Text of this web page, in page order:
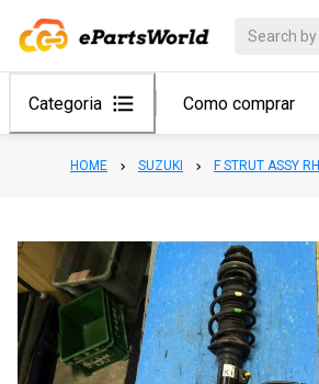
Categoria Como comprar
HOME SUZUKI F STRUT ASSY RH